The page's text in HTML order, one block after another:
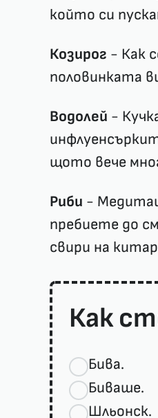
който си
Козирог - Как
половинката
Водолей -
щото вече
Риби -
пребиете до
свири на
Как
Бива.
Биваше.
Шльонск.